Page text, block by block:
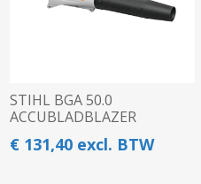
STIHL BGA 50.0
ACCUBLADBLAZER
€ 131,40 excl. BTW